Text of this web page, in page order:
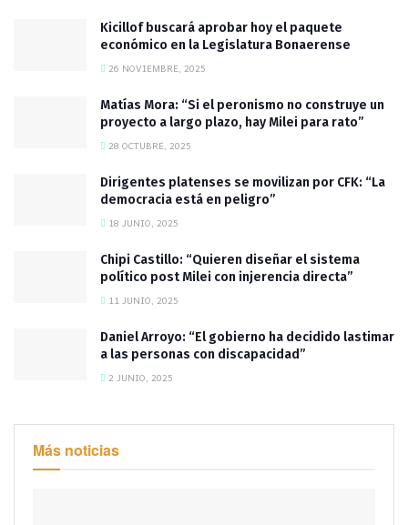
Kicillof buscará aprobar hoy el paquete
económico en la Legislatura Bonaerense
26 NOVIEMBRE, 2025
Matías Mora: “Si el peronismo no construye un
proyecto a largo plazo, hay Milei para rato”
28 OCTUBRE, 2025
Dirigentes platenses se movilizan por CFK: “La
democracia está en peligro”
18 JUNIO, 2025
Chipi Castillo: “Quieren diseñar el sistema
político post Milei con injerencia directa”
11 JUNIO, 2025
Daniel Arroyo: “El gobierno ha decidido lastimar
a las personas con discapacidad”
2 JUNIO, 2025
Más noticias